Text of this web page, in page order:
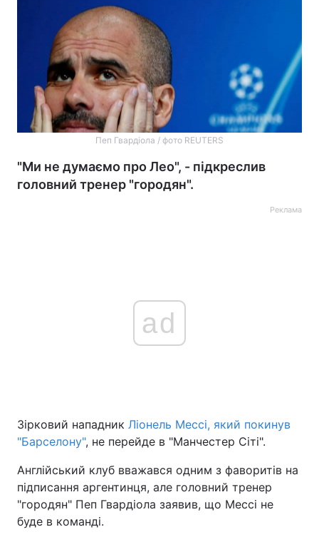
Пеп Гвардіола / фото REUTERS
"Ми не думаємо про Лео", - підкреслив
головний тренер "городян".
Реклама
ad
Зірковий нападник Ліонель Мессі, який покинув
"Барселону", не перейде в "Манчестер Сіті".
Англійський клуб вважався одним з фаворитів на
підписання аргентинця, але головний тренер
"городян" Пеп Гвардіола заявив, що Мессі не
буде в команді.